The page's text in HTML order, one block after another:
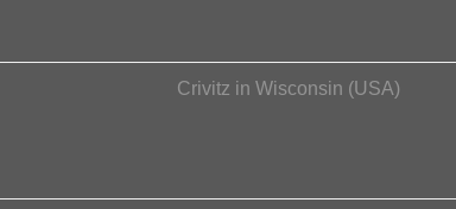
Crivitz in Wisconsin (USA)